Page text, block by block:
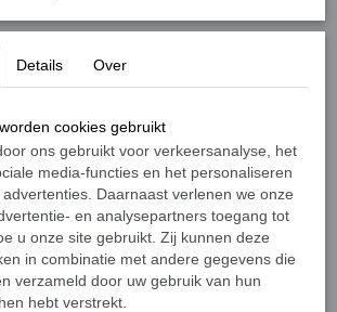
önemli insanı yetiştirmiştir. Nasreddin
arasında en renkli şahsiyete sahip olanlardan
sözün, yaşadığı her olayın bir hikmeti ve
ders vardır. Hoca’nın zekâsı ve
olaylar karşısında pratik çözümler
bize değil bütün dünya insanına ders verir
Details Over
cookies gebruikt
ons gebruikt voor verkeersanalyse, het
media-functies en het personaliseren
Daarnaast verlenen we onze
en analysepartners toegang tot
u onze site gebruikt. Zij kunnen deze
in combinatie met andere gegevens die
verzameld door uw gebruik van hun
hebt verstrekt.